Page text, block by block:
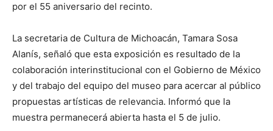
por el 55 aniversario del recinto.
La secretaria de Cultura de Michoacán, Tamara Sosa
Alanís, señaló que esta exposición es resultado de la
colaboración interinstitucional con el Gobierno de México
y del trabajo del equipo del museo para acercar al público
propuestas artísticas de relevancia. Informó que la
muestra permanecerá abierta hasta el 5 de julio.